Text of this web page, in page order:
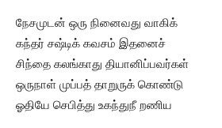
நேசமுடன் ஒரு நினைவது வாகிக்
கந்தர் சஷ்டிக் கவசம் இதனைச்
சிந்தை கலங்காது தியானிப்பவர்கள்
ஒருநாள் முப்பத் தாறுருக் கொண்டு
ஓதியே செபித்து உகந்துநீ றணிய